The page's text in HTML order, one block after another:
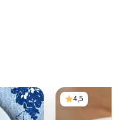
4,5